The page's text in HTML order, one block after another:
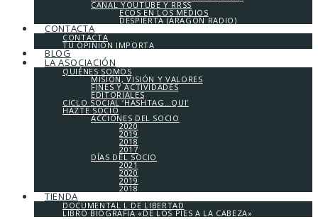
CANAL YOUTUBE Y RRSS
ECOS EN LOS MEDIOS
DESPIERTA (ARAGÓN RADIO)
CONTACTA
CONTACTA
TU OPINIÓN IMPORTA
BLOG
LA ASOCIACIÓN
QUIÉNES SOMOS
MISIÓN, VISIÓN Y VALORES
FINES Y ACTIVIDADES
EDITORIALES
CICLO SOCIAL ‘HASHTAG…QUI’
HAZTE SOCIO
ACCIONES DEL SOCIO
2020
2019
2018
2017
DÍAS DEL SOCIO
2021
2020
2019
2018
TIENDA
DOCUMENTAL L DE LIBERTAD
LIBRO BIOGRAFÍA «DE LOS PIES A LA CABEZA»